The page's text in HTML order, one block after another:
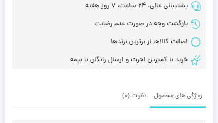
پشتیبانی عالی، 24 ساعت، 7 روز هفته
بازگشت وجه در صورت عدم رضایت
اصالت کالاها از برترین برندها
خرید با کمترین اجرت و ارسال رایگان با بیمه
ویژگی های محصول نظرات (0)